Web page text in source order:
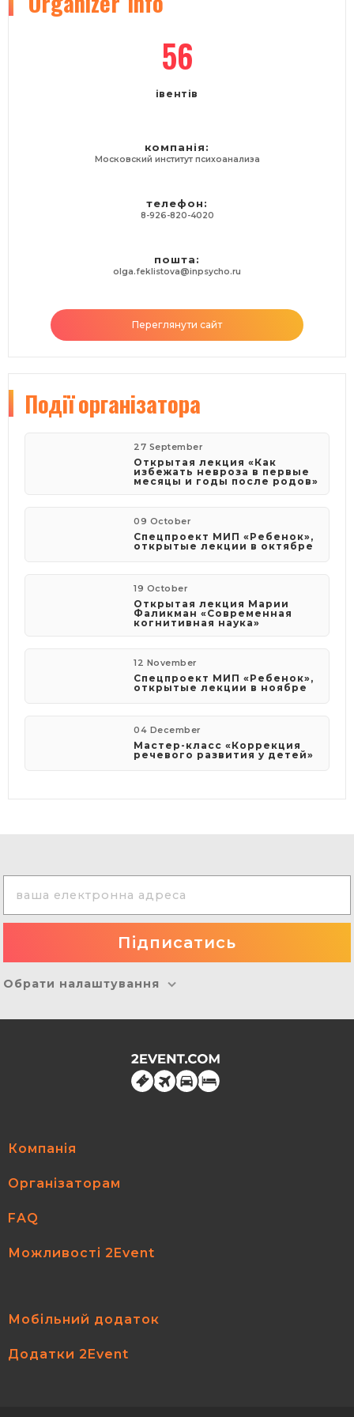
56
івентів
компанія:
Московский институт психоанализа
телефон:
8-926-820-4020
пошта:
olga.feklistova@inpsycho.ru
Переглянути сайт
Подіїорганізатора
27 September
Открытая лекция «Как
избежать невроза в первые
месяцы и годы после родов»
09 October
Спецпроект МИП «Ребенок»,
открытые лекции в октябре
19 October
Открытая лекция Марии
Фаликман «Современная
когнитивная наука»
12 November
Спецпроект МИП «Ребенок»,
открытые лекции в ноябре
04 December
Мастер-класс «Коррекция
речевого развития у детей»
Обрати налаштування
Компанія
Організаторам
FAQ
Можливості 2Event
Мобільний додаток
Додатки 2Event